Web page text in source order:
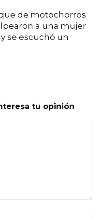
de motochorros
a una mujer
se escuchó un
tu opinión